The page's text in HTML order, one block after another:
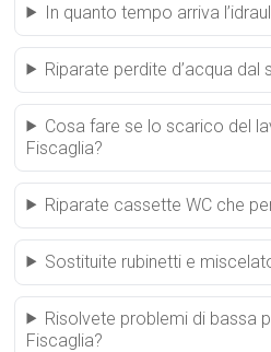
In quanto tempo arriva
Riparate perdite d’acqua
Cosa fare se lo scarico del
Fiscaglia?
Riparate cassette WC che
Sostituite rubinetti e
Risolvete problemi di bassa
Fiscaglia?